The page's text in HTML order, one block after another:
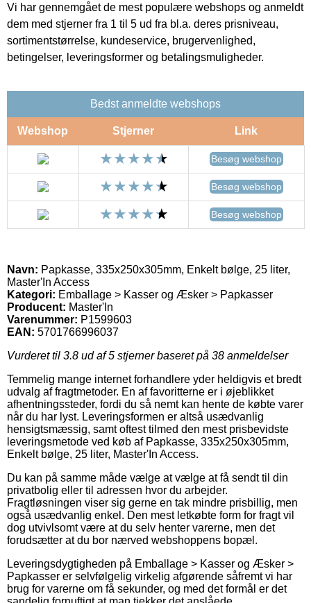
Vi har gennemgået de mest populære webshops og anmeldt
dem med stjerner fra 1 til 5 ud fra bl.a. deres prisniveau,
sortimentstørrelse, kundeservice, brugervenlighed,
betingelser, leveringsformer og betalingsmuligheder.
Bedst anmeldte webshops
Webshop Stjerner Link
Besøg webshop
Besøg webshop
Besøg webshop
Navn: Papkasse, 335x250x305mm, Enkelt bølge, 25 liter,
Master'In Access
Kategori: Emballage > Kasser og Æsker > Papkasser
Producent: Master'In
Varenummer: P1599603
EAN: 5701766996037
Vurderet til 3.8 ud af 5 stjerner baseret på 38 anmeldelser
Temmelig mange internet forhandlere yder heldigvis et bredt
udvalg af fragtmetoder. En af favoritterne er i øjeblikket
afhentningssteder, fordi du så nemt kan hente de købte varer
når du har lyst. Leveringsformen er altså usædvanlig
hensigtsmæssig, samt oftest tilmed den mest prisbevidste
leveringsmetode ved køb af Papkasse, 335x250x305mm,
Enkelt bølge, 25 liter, Master'In Access.
Du kan på samme måde vælge at vælge at få sendt til din
privatbolig eller til adressen hvor du arbejder.
Fragtløsningen viser sig gerne en tak mindre prisbillig, men
også usædvanlig enkel. Den mest letkøbte form for fragt vil
dog utvivlsomt være at du selv henter varerne, men det
forudsætter at du bor nærved webshoppens bopæl.
Leveringsdygtigheden på Emballage > Kasser og Æsker >
Papkasser er selvfølgelig virkelig afgørende såfremt vi har
brug for varerne om få sekunder, og med det formål er det